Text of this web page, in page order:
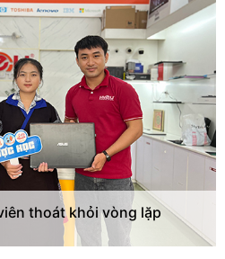
thoát khỏi vòng lặp